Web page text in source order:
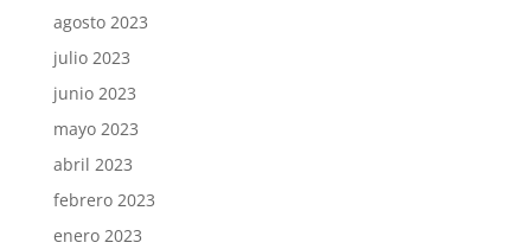
agosto 2023
julio 2023
junio 2023
mayo 2023
abril 2023
febrero 2023
enero 2023